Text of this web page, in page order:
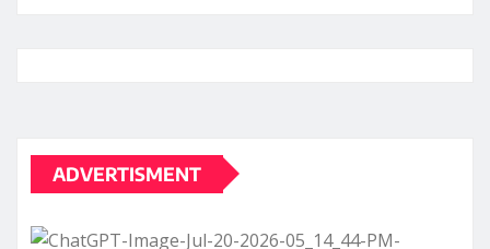
ADVERTISMENT